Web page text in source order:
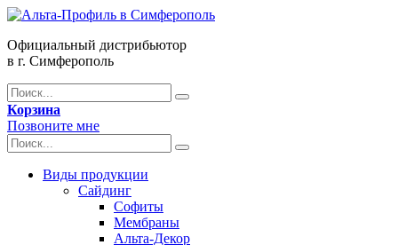
Официальный дистрибьютор
в г. Симферополь
Корзина
Позвоните мне
Виды продукции
Сайдинг
Софиты
Мембраны
Альта-Декор